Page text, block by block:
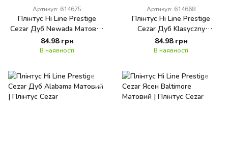
Артикул: 614675
Плінтус Hi Line Prestige
Cezar Дуб Newada Матовий
M126
84.98 грн
В наявності
Артикул: 614668
Плінтус Hi Line Prestige
Cezar Дуб Klasyczny
Матовий M135
84.98 грн
В наявності